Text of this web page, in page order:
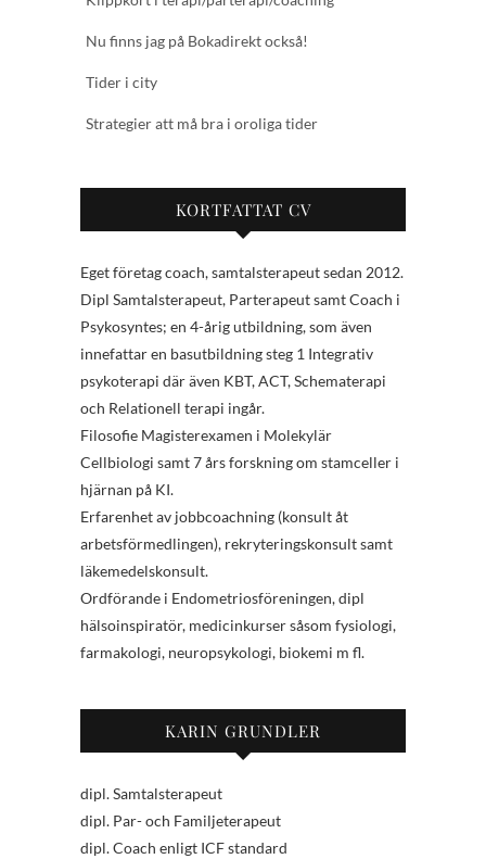
Nu finns jag på Bokadirekt också!
Tider i city
Strategier att må bra i oroliga tider
KORTFATTAT CV
Eget företag coach, samtalsterapeut sedan 2012.
Dipl Samtalsterapeut, Parterapeut samt Coach i
Psykosyntes; en 4-årig utbildning, som även
innefattar en basutbildning steg 1 Integrativ
psykoterapi där även KBT, ACT, Schematerapi
och Relationell terapi ingår.
Filosofie Magisterexamen i Molekylär
Cellbiologi samt 7 års forskning om stamceller i
hjärnan på KI.
Erfarenhet av jobbcoachning (konsult åt
arbetsförmedlingen), rekryteringskonsult samt
läkemedelskonsult.
Ordförande i Endometriosföreningen, dipl
hälsoinspiratör, medicinkurser såsom fysiologi,
farmakologi, neuropsykologi, biokemi m fl.
KARIN GRUNDLER
dipl. Samtalsterapeut
dipl. Par- och Familjeterapeut
dipl. Coach enligt ICF standard